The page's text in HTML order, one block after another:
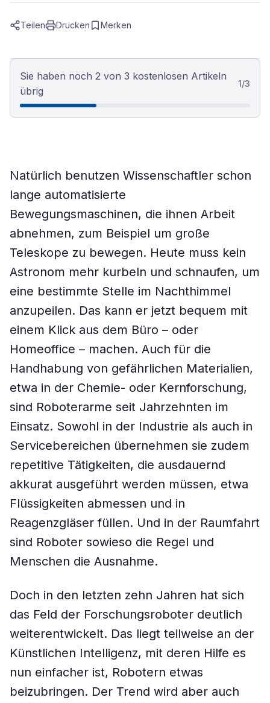
Teilen Drucken Merken
Sie haben noch 2 von 3 kostenlosen Artikeln
übrig
1/3
Natürlich benutzen Wissenschaftler schon
lange automatisierte
Bewegungsmaschinen, die ihnen Arbeit
abnehmen, zum Beispiel um große
Teleskope zu bewegen. Heute muss kein
Astronom mehr kurbeln und schnaufen, um
eine bestimmte Stelle im Nachthimmel
anzupeilen. Das kann er jetzt bequem mit
einem Klick aus dem Büro – oder
Homeoffice – machen. Auch für die
Handhabung von gefährlichen Materialien,
etwa in der Chemie- oder Kernforschung,
sind Roboterarme seit Jahrzehnten im
Einsatz. Sowohl in der Industrie als auch in
Servicebereichen übernehmen sie zudem
repetitive Tätigkeiten, die ausdauernd
akkurat ausgeführt werden müssen, etwa
Flüssigkeiten abmessen und in
Reagenzgläser füllen. Und in der Raumfahrt
sind Roboter sowieso die Regel und
Menschen die Ausnahme.
Doch in den letzten zehn Jahren hat sich
das Feld der Forschungsroboter deutlich
weiterentwickelt. Das liegt teilweise an der
Künstlichen Intelligenz, mit deren Hilfe es
nun einfacher ist, Robotern etwas
beizubringen. Der Trend wird aber auch